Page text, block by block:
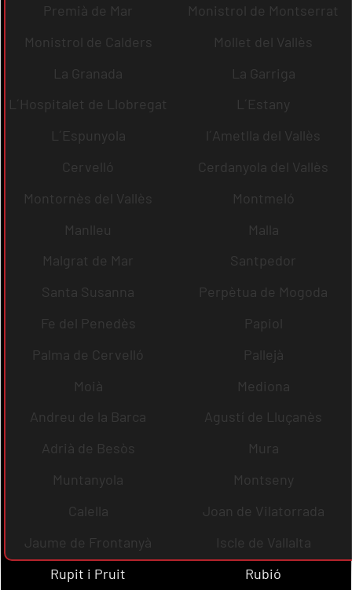
Premià de Mar
Monistrol de Montserrat
Monistrol de Calders
Mollet del Vallès
La Granada
La Garriga
L´Hospitalet de Llobregat
L´Estany
L´Espunyola
l´Ametlla del Vallès
Cervelló
Cerdanyola del Vallès
Montornès del Vallès
Montmeló
Manlleu
Malla
Malgrat de Mar
Santpedor
Santa Susanna
Perpètua de Mogoda
Fe del Penedès
Papiol
Palma de Cervelló
Pallejà
Moià
Mediona
Andreu de la Barca
Agustí de Lluçanès
Adrià de Besòs
Mura
Muntanyola
Montseny
Calella
Joan de Vilatorrada
Jaume de Frontanyà
Iscle de Vallalta
Rupit i Pruit
Rubió